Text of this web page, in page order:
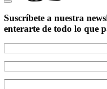
Suscríbete a nuestra
enterarte de todo lo que